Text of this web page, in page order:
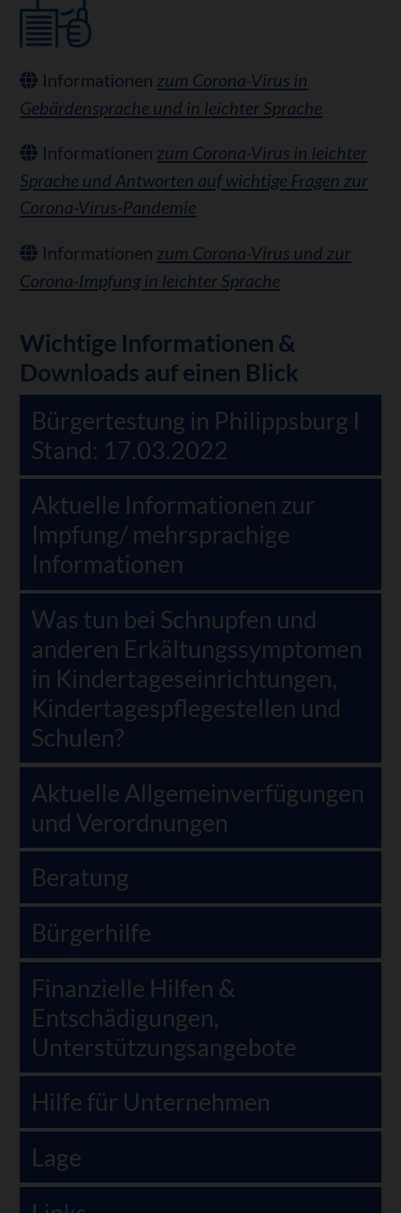
Informationen zum Corona-Virus in
Gebärdensprache und in leichter Sprache
Informationen zum Corona-Virus in leichter
Sprache und Antworten auf wichtige Fragen zur
Corona-Virus-Pandemie
Informationen zum Corona-Virus und zur
Corona-Impfung in leichter Sprache
Wichtige Informationen &
Downloads auf einen Blick
Bürgertestung in Philippsburg I
Stand: 17.03.2022
Aktuelle Informationen zur
Impfung/ mehrsprachige
Informationen
Was tun bei Schnupfen und
anderen Erkältungssymptomen
in Kindertageseinrichtungen,
Kindertagespflegestellen und
Schulen?
Aktuelle Allgemeinverfügungen
und Verordnungen
Beratung
Bürgerhilfe
Finanzielle Hilfen &
Entschädigungen,
Unterstützungsangebote
Hilfe für Unternehmen
Lage